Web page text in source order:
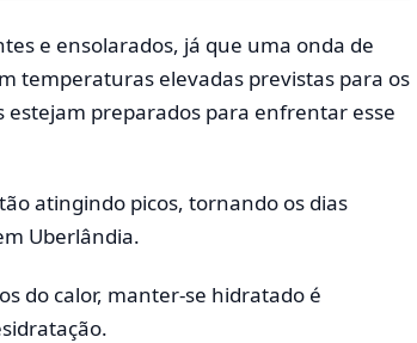
e ensolarados, já que uma onda de
temperaturas elevadas previstas para os
preparados para enfrentar esse
atingindo picos, tornando os dias
Uberlândia.
do calor, manter-se hidratado é